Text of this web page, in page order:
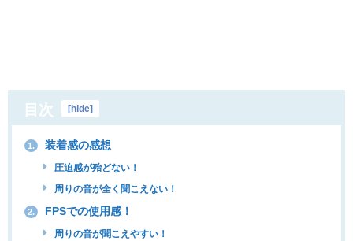
目次 [hide]
1. 装着感の感想
圧迫感が殆どない！
周りの音が全く聞こえない！
2. FPSでの使用感！
周りの音が聞こえやすい！